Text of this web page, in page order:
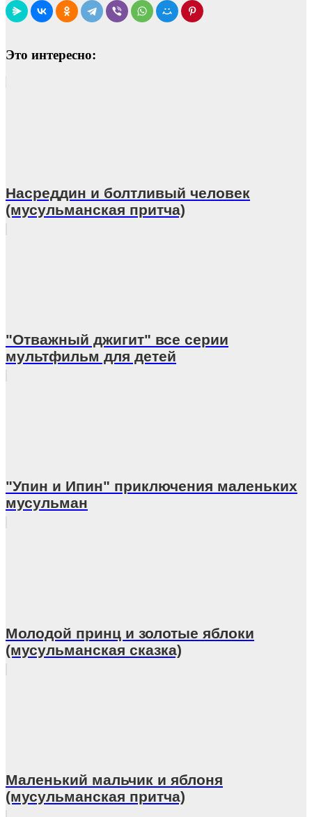
Это интересно:
Насреддин и болтливый человек
(мусульманская притча)
"Отважный джигит" все серии
мультфильм для детей
"Упин и Ипин" приключения маленьких
мусульман
Молодой принц и золотые яблоки
(мусульманская сказка)
Маленький мальчик и яблоня
(мусульманская притча)